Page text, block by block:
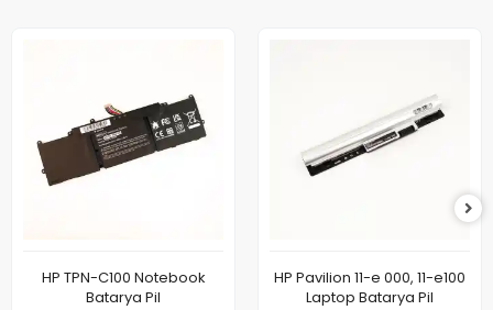
HP TPN-C100 Notebook
Batarya Pil
HP Pavilion 11-e 000, 11-e100
Laptop Batarya Pil